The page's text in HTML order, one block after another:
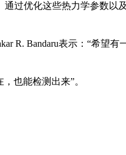
过优化这些热力学参数以
R. Bandaru表示：“希望有
也能检测出来”。